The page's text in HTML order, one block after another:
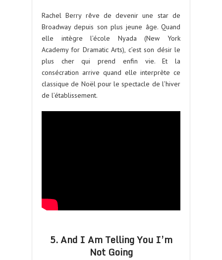
Rachel Berry rêve de devenir une star de
Broadway depuis son plus jeune âge. Quand
elle intègre l’école Nyada (New York
Academy for Dramatic Arts), c’est son désir le
plus cher qui prend enfin vie. Et la
consécration arrive quand elle interprète ce
classique de Noël pour le spectacle de l’hiver
de l’établissement.
5. And I Am Telling You I’m
Not Going